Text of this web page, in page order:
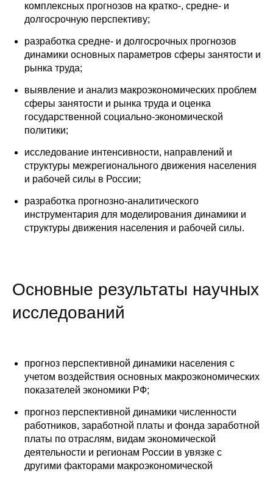
комплексных прогнозов на кратко-, средне- и
долгосрочную перспективу;
разработка средне- и долгосрочных прогнозов
динамики основных параметров сферы занятости и
рынка труда;
выявление и анализ макроэкономических проблем
сферы занятости и рынка труда и оценка
государственной социально-экономической
политики;
исследование интенсивности, направлений и
структуры межрегионального движения населения
и рабочей силы в России;
разработка прогнозно-аналитического
инструментария для моделирования динамики и
структуры движения населения и рабочей силы.
Основные результаты научных
исследований
прогноз перспективной динамики населения с
учетом воздействия основных макроэкономических
показателей экономики РФ;
прогноз перспективной динамики численности
работников, заработной платы и фонда заработной
платы по отраслям, видам экономической
деятельности и регионам России в увязке с
другими факторами макроэкономической